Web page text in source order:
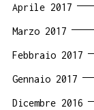
Aprile 2017
Marzo 2017
Febbraio 2017
Gennaio 2017
Dicembre 2016